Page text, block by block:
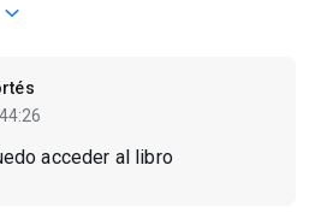
acceder al libro